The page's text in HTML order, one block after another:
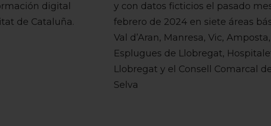
digital
de Cataluña.
y con datos ficticios el pasado
febrero de 2024 en siete áreas
Val d’Aran, Manresa, Vic, Amposta,
Esplugues de Llobregat,
Llobregat y el Consell Comarcal
Selva